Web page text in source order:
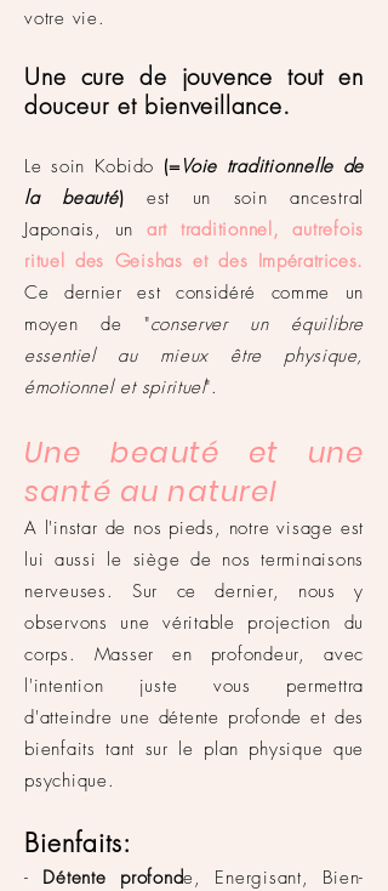
votre vie.
Une cure de jouvence tout en
douceur et bienveillance.
Le soin Kobido (=Voie traditionnelle de
la beauté) est un soin ancestral
Japonais, un art traditionnel, autrefois
rituel des Geishas et des Impératrices.
Ce dernier est considéré comme un
moyen de "conserver un équilibre
essentiel au mieux être physique,
émotionnel et spirituel".
Une beauté et une
santé au naturel
A l'instar de nos pieds, notre visage est
lui aussi le siège de nos terminaisons
nerveuses. Sur ce dernier, nous y
observons une véritable projection du
corps. Masser en profondeur, avec
l'intention juste vous permettra
d'atteindre une détente profonde et des
bienfaits tant sur le plan physique que
psychique.
Bienfaits:
- Détente profonde, Energisant, Bien-